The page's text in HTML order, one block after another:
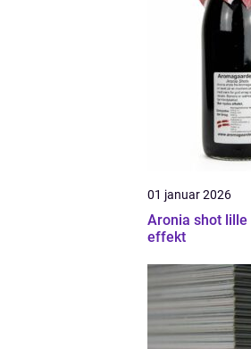
01 januar 2026
Aronia shot lille dosis, stor
effekt